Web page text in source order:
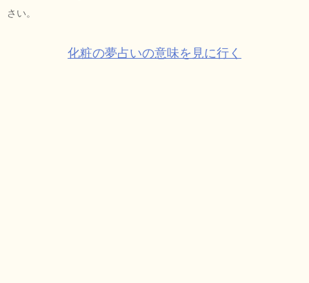
さい。
化粧の夢占いの意味を見に行く